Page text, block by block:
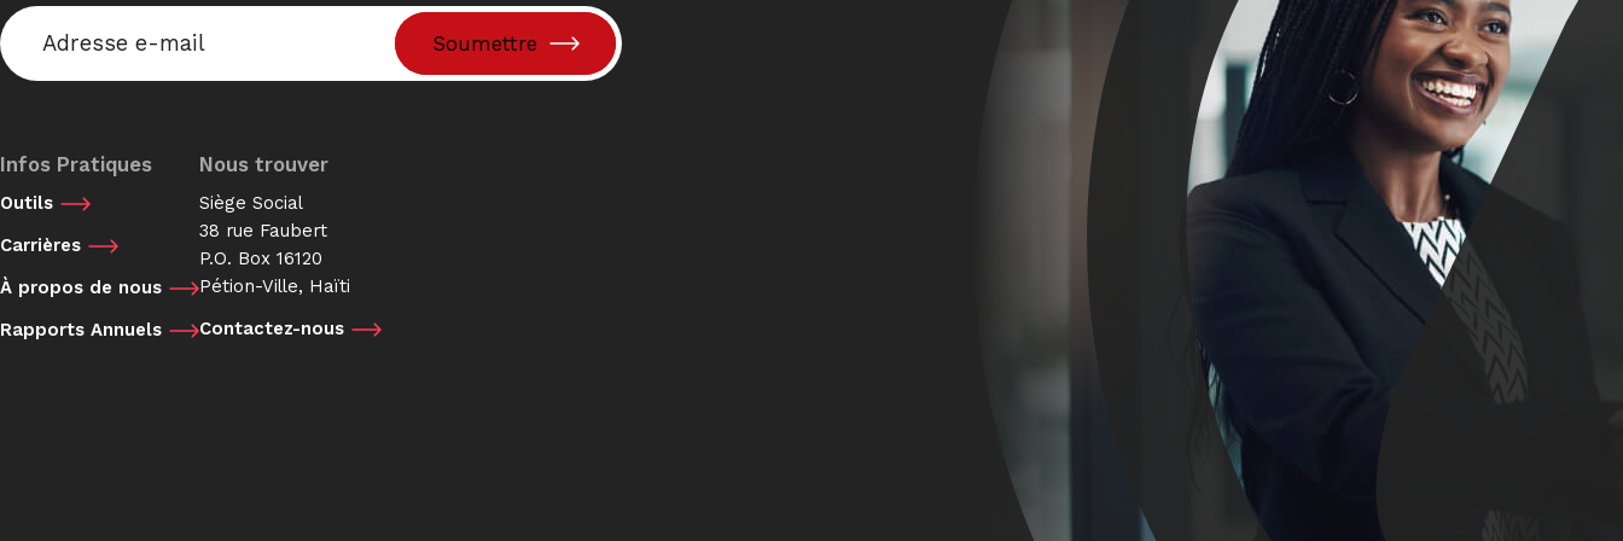
Email
Infos Pratiques
Outils
Carrières
À propos de nous
Rapports Annuels
Nous trouver
Siège Social
38 rue Faubert
P.O. Box 16120
Pétion-Ville, Haïti
Contactez-nous